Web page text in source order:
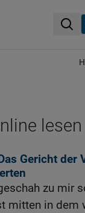
lesen
Gericht der
zu mir
mitten in dem